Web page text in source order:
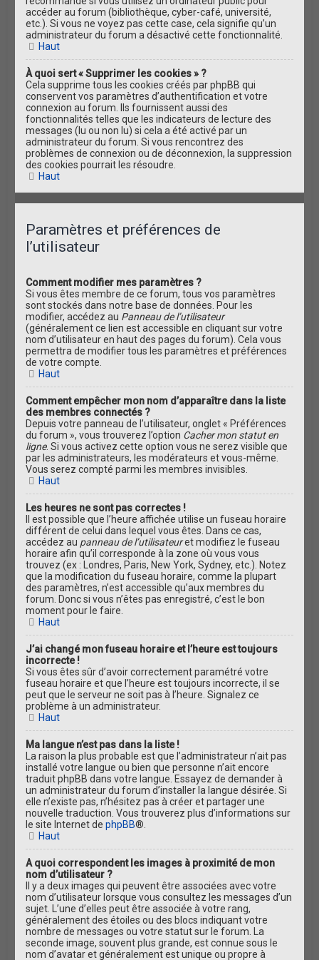
accéder au forum (bibliothèque, cyber-café, université,
etc.). Si vous ne voyez pas cette case, cela signifie qu’un
administrateur du forum a désactivé cette fonctionnalité.
Haut
À quoi sert « Supprimer les cookies » ?
Cela supprime tous les cookies créés par phpBB qui
conservent vos paramètres d’authentification et votre
connexion au forum. Ils fournissent aussi des
fonctionnalités telles que les indicateurs de lecture des
messages (lu ou non lu) si cela a été activé par un
administrateur du forum. Si vous rencontrez des
problèmes de connexion ou de déconnexion, la suppression
des cookies pourrait les résoudre.
Haut
Paramètres et préférences de
l’utilisateur
Comment modifier mes paramètres ?
Si vous êtes membre de ce forum, tous vos paramètres
sont stockés dans notre base de données. Pour les
modifier, accédez au Panneau de l’utilisateur
(généralement ce lien est accessible en cliquant sur votre
nom d’utilisateur en haut des pages du forum). Cela vous
permettra de modifier tous les paramètres et préférences
de votre compte.
Haut
Comment empêcher mon nom d’apparaître dans la liste
des membres connectés ?
Depuis votre panneau de l’utilisateur, onglet « Préférences
du forum », vous trouverez l’option Cacher mon statut en
ligne. Si vous activez cette option vous ne serez visible que
par les administrateurs, les modérateurs et vous-même.
Vous serez compté parmi les membres invisibles.
Haut
Les heures ne sont pas correctes !
Il est possible que l’heure affichée utilise un fuseau horaire
différent de celui dans lequel vous êtes. Dans ce cas,
accédez au panneau de l’utilisateuret modifiez le fuseau
horaire afin qu’il corresponde à la zone où vous vous
trouvez (ex : Londres, Paris, New York, Sydney, etc.). Notez
que la modification du fuseau horaire, comme la plupart
des paramètres, n’est accessible qu’aux membres du
forum. Donc si vous n’êtes pas enregistré, c’est le bon
moment pour le faire.
Haut
J’ai changé mon fuseau horaire et l’heure est toujours
incorrecte !
Si vous êtes sûr d’avoir correctement paramétré votre
fuseau horaire et que l’heure est toujours incorrecte, il se
peut que le serveur ne soit pas à l’heure. Signalez ce
problème à un administrateur.
Haut
Ma langue n’est pas dans la liste !
La raison la plus probable est que l’administrateur n’ait pas
installé votre langue ou bien que personne n’ait encore
traduit phpBB dans votre langue. Essayez de demander à
un administrateur du forum d’installer la langue désirée. Si
elle n’existe pas, n’hésitez pas à créer et partager une
nouvelle traduction. Vous trouverez plus d’informations sur
le site Internet dephpBB®.
Haut
A quoi correspondent les images à proximité de mon
nom d’utilisateur ?
Il y a deux images qui peuvent être associées avec votre
nom d’utilisateur lorsque vous consultez les messages d’un
sujet. L’une d’elles peut être associée à votre rang,
généralement des étoiles ou des blocs indiquant votre
nombre de messages ou votre statut sur le forum. La
seconde image, souvent plus grande, est connue sous le
nom d’avatar et généralement est unique ou propre à